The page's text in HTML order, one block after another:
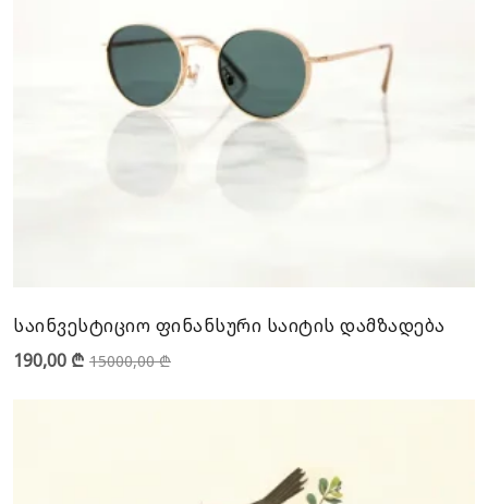
საინვესტიციო ფინანსური საიტის დამზადება
190,00 ₾ 15000,00₾